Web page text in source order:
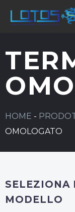
HOME -
OMOLOGATO
SELEZIONA
MODELLO